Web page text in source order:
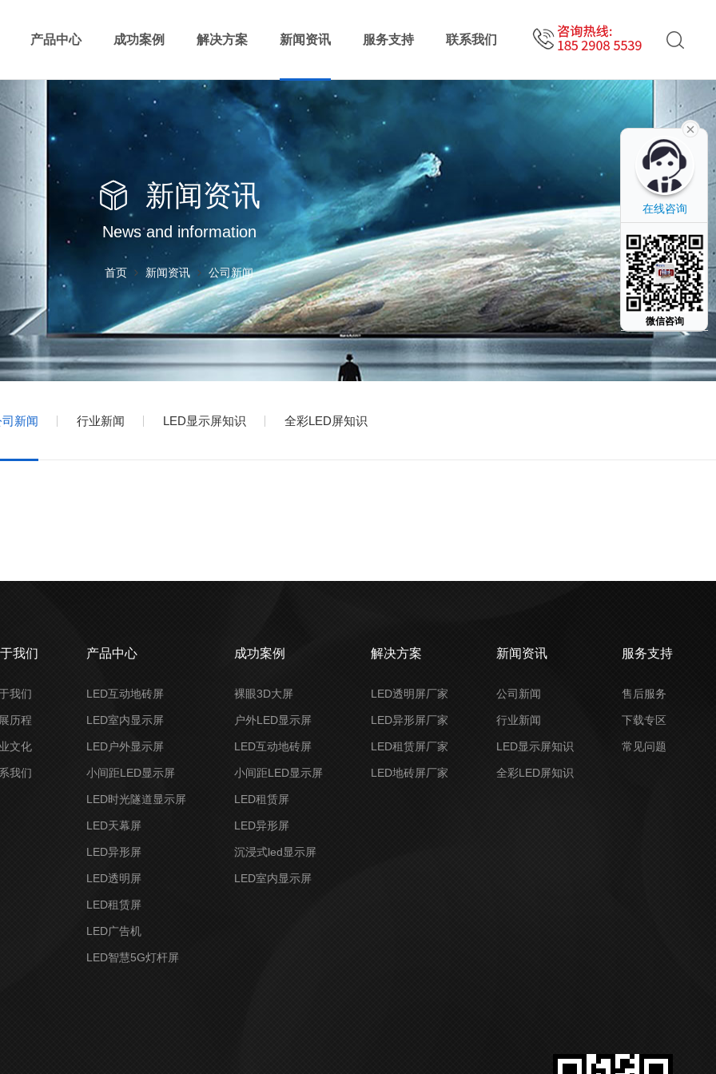
产品中心 成功案例 解决方案 新闻资讯 服务支持 联系我们
新闻资讯
News and information
首页 新闻资讯 公司新闻
新闻 行业新闻 LED显示屏知识 全彩LED屏知识
我们
我们
历程
文化
我们
产品中心
LED互动地砖屏
LED室内显示屏
LED户外显示屏
小间距LED显示屏
LED时光隧道显示屏
LED天幕屏
LED异形屏
LED透明屏
LED租赁屏
LED广告机
LED智慧5G灯杆屏
成功案例
裸眼3D大屏
户外LED显示屏
LED互动地砖屏
小间距LED显示屏
LED租赁屏
LED异形屏
沉浸式led显示屏
LED室内显示屏
解决方案
LED透明屏厂家
LED异形屏厂家
LED租赁屏厂家
LED地砖屏厂家
新闻资讯
公司新闻
行业新闻
LED显示屏知识
全彩LED屏知识
服务支持
售后服务
下载专区
常见问题
在线咨询
微信咨询